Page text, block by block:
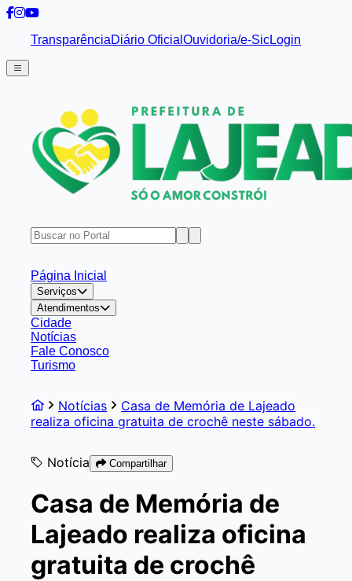
TransparênciaDiário Oficial Ouvidoria/e-SicLogin
Página Inicial
Serviços
Atendimentos
Cidade
Notícias
Fale Conosco
Turismo
Notícias
Casa de Memória de Lajeado
realiza oficina gratuita de crochê neste sábado.
Notícia Compartilhar
Casa de Memória de
Lajeado realiza oficina
gratuita de crochê